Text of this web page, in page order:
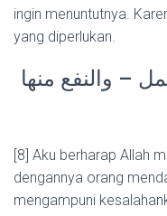
ingin menuntutnya.
yang diperlukan.
– والنفع منها
[8] Aku berharap Allah
dengannya orang
mengampuni